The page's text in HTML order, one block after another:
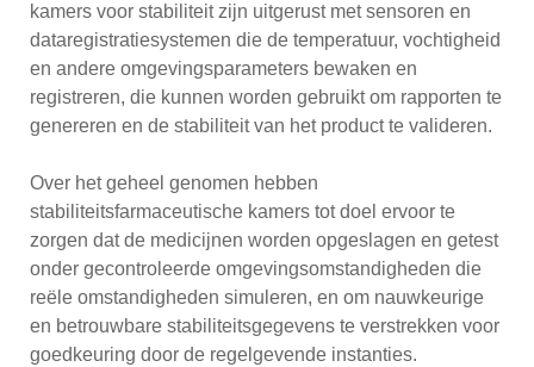
kamers voor stabiliteit zijn uitgerust met sensoren en
dataregistratiesystemen die de temperatuur, vochtigheid
en andere omgevingsparameters bewaken en
registreren, die kunnen worden gebruikt om rapporten te
genereren en de stabiliteit van het product te valideren.
Over het geheel genomen hebben
stabiliteitsfarmaceutische kamers tot doel ervoor te
zorgen dat de medicijnen worden opgeslagen en getest
onder gecontroleerde omgevingsomstandigheden die
reële omstandigheden simuleren, en om nauwkeurige
en betrouwbare stabiliteitsgegevens te verstrekken voor
goedkeuring door de regelgevende instanties.